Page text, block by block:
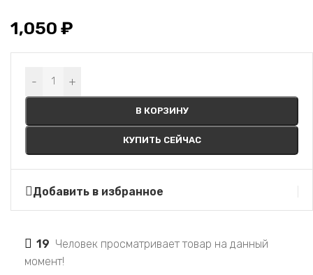
1,050 ₽
- +
В КОРЗИНУ
КУПИТЬ СЕЙЧАС
Alternative:
Добавить в избранное
19 Человек просматривает товар на данный
момент!